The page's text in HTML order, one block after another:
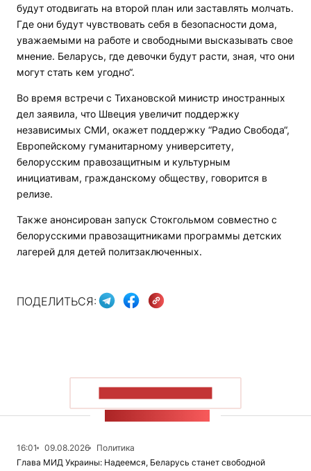
будут отодвигать на второй план или заставлять молчать.
Где они будут чувствовать себя в безопасности дома,
уважаемыми на работе и свободными высказывать свое
мнение. Беларусь, где девочки будут расти, зная, что они
могут стать кем угодно“.
Во время встречи с Тихановской министр иностранных
дел заявила, что Швеция увеличит поддержку
независимых СМИ, окажет поддержку “Радио Свобода“,
Европейскому гуманитарному университету,
белорусским правозащитным и культурным
инициативам, гражданскому обществу, говорится в
релизе.
Также анонсирован запуск Стокгольмом совместно с
белорусскими правозащитниками программы детских
лагерей для детей политзаключенных.
ПОДЕЛИТЬСЯ:
16:01 09.08.2026
Политика
Глава МИД Украины: Надеемся, Беларусь станет свободной